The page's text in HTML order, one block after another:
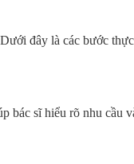
đây là các bước
bác sĩ hiểu rõ nhu cầu